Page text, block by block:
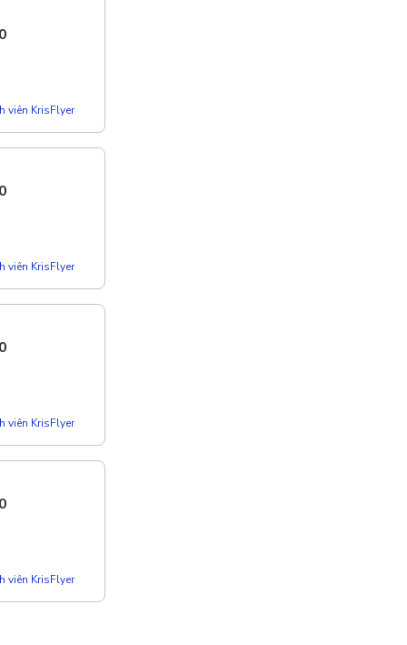
viên KrisFlyer
viên KrisFlyer
viên KrisFlyer
viên KrisFlyer